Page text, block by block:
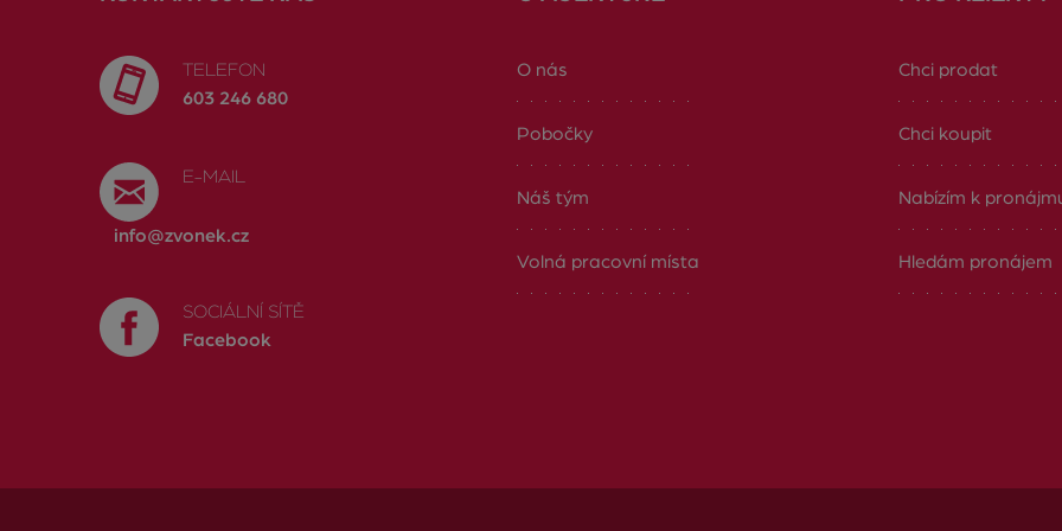
TELEFON
603 246 680
E-MAIL
info@zvonek.cz
SOCIÁLNÍ SÍTĚ
Facebook
O nás
Pobočky
Náš tým
Volná pracovní místa
Chci prodat
Chci koupit
Nabízím k
Hledám pronájem